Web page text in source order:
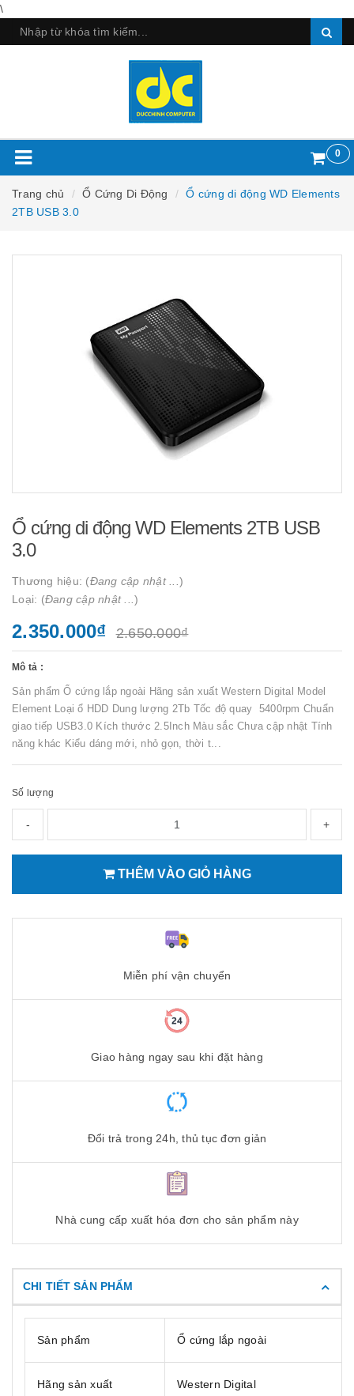
\
0
Trang chủ Ổ Cứng Di Động
Ổ cứng di động WD Elements
2TB USB 3.0
Ổ cứng di động WD Elements 2TB USB
3.0
Thương hiệu: (Đang cập nhật ... )
Loại: (Đang cập nhật ... )
2.350.000₫ 2.650.000₫
Mô tả :
Sản phẩm Ổ cứng lắp ngoài Hãng sản xuất Western Digital Model
Element Loại ổ HDD Dung lượng 2Tb Tốc độ quay 5400rpm Chuẩn
giao tiếp USB3.0 Kích thước 2.5Inch Màu sắc Chưa cập nhật Tính
năng khác Kiểu dáng mới, nhỏ gọn, thời t...
Số lượng
- +
THÊM VÀO GIỎ HÀNG
Miễn phí vận chuyển
Giao hàng ngay sau khi đặt hàng
Đổi trả trong 24h, thủ tục đơn giản
Nhà cung cấp xuất hóa đơn cho sản phẩm này
CHI TIẾT SẢN PHẨM
Sản phẩm Ổ cứng lắp ngoài
Hãng sản xuất Western Digital